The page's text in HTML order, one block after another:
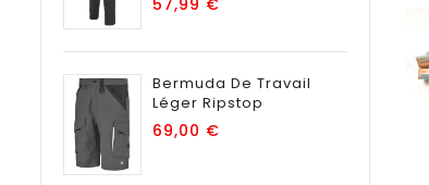
Bermuda De Travail
Léger Ripstop
69,00 €